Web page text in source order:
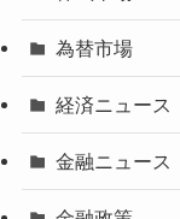
為替市場
経済ニュース
金融ニュース